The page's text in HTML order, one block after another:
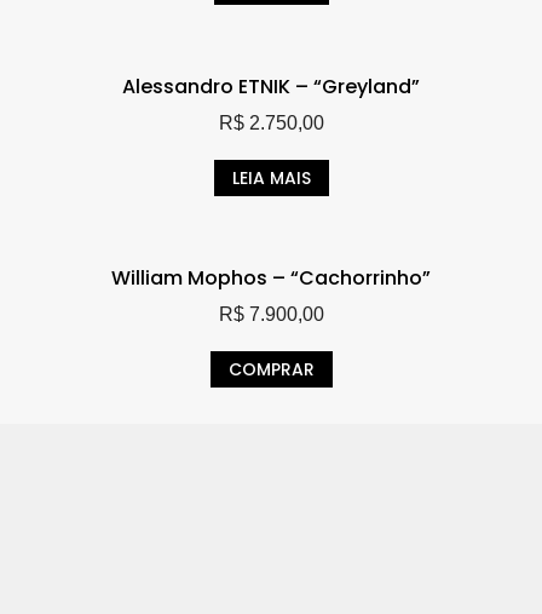
Alessandro ETNIK – “Greyland”
R$2.750,00
LEIA MAIS
William Mophos – “Cachorrinho”
R$7.900,00
COMPRAR